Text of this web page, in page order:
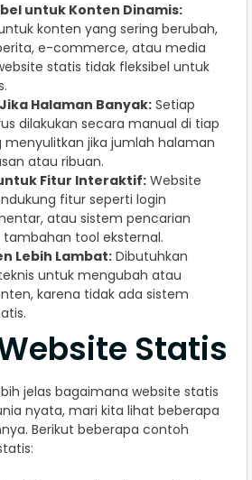
untuk Konten Dinamis:
konten yang sering berubah,
e-commerce, atau media
statis tidak fleksibel untuk
Halaman Banyak: Setiap
dilakukan secara manual di tiap
menyulitkan jika jumlah halaman
atau ribuan.
Fitur Interaktif: Website
fitur seperti login
atau sistem pencarian
tool eksternal.
Lebih Lambat:Dibutuhkan
untuk mengubah atau
karena tidak ada sistem
Statis
jelas bagaimana website statis
nyata, mari kita lihat beberapa
Berikut beberapa contoh